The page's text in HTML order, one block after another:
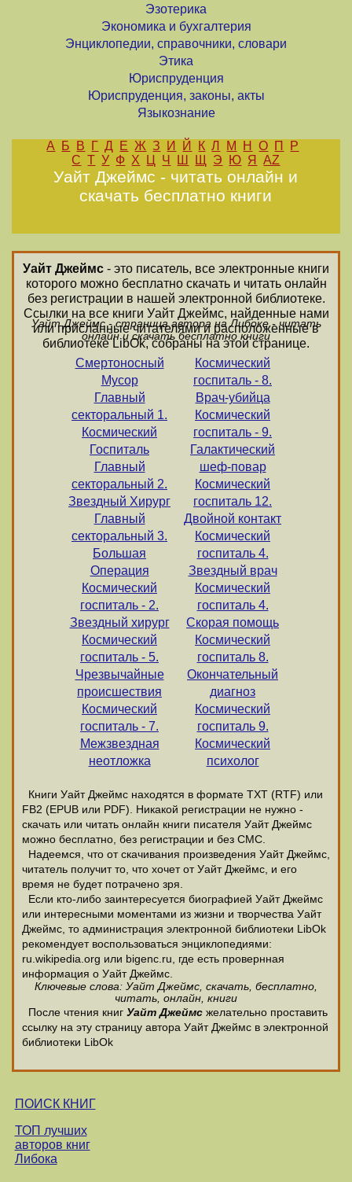
Эзотерика
Экономика и бухгалтерия
Энциклопедии, справочники, словари
Этика
Юриспруденция
Юриспруденция, законы, акты
Языкознание
А Б В Г Д Е Ж З И Й К Л М Н О П
Р
С Т У Ф Х Ц Ч Ш Щ Э Ю Я AZ
Уайт Джеймс - читать онлайн и
скачать бесплатно книги
Уайт Джеймс - это писатель, все электронные книги
которого можно бесплатно скачать и читать онлайн
без регистрации в нашей электронной библиотеке.
Ссылки на все книги Уайт Джеймс, найденные нами
или присланные читателями и расположенные в
библиотеке LibOk, собраны на этой странице.
Уайт Джеймс - страница автора на Либоке - читать
онлайн и скачать бесплатно книги
Смертоносный
Мусор
Главный
секторальный 1.
Космический
Госпиталь
Главный
секторальный 2.
Звездный Хирург
Главный
секторальный 3.
Большая
Операция
Космический
госпиталь - 2.
Звездный хирург
Космический
госпиталь - 5.
Чрезвычайные
происшествия
Космический
госпиталь - 7.
Межзвездная
неотложка
Космический
госпиталь - 8.
Врач-убийца
Космический
госпиталь - 9.
Галактический
шеф-повар
Космический
госпиталь 12.
Двойной контакт
Космический
госпиталь 4.
Звездный врач
Космический
госпиталь 4.
Скорая помощь
Космический
госпиталь 8.
Окончательный
диагноз
Космический
госпиталь 9.
Космический
психолог
Книги Уайт Джеймс находятся в формате ТХТ (RTF) или
FB2 (EPUB или PDF). Никакой регистрации не нужно -
скачать или читать онлайн книги писателя Уайт Джеймс
можно бесплатно, без регистрации и без СМС.
Надеемся, что от скачивания произведения Уайт Джеймс,
читатель получит то, что хочет от Уайт Джеймс, и его
время не будет потрачено зря.
Если кто-либо заинтересуется биографией Уайт Джеймс
или интересными моментами из жизни и творчества Уайт
Джеймс, то администрация электронной библиотеки LibOk
рекомендует воспользоваться энциклопедиями:
ru.wikipedia.org или bigenc.ru, где есть провернная
информация о Уайт Джеймс.
Ключевые слова: Уайт Джеймс, скачать, бесплатно,
читать, онлайн, книги
После чтения книг Уайт Джеймс желательно проставить
ссылку на эту страницу автора Уайт Джеймс в электронной
библиотеки LibOk
ПОИСК КНИГ
ТОП лучших
авторов книг
Либока